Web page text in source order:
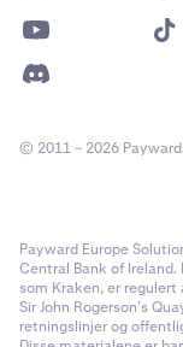
© 2011 – 2026
Payward Europe
Central Bank of
som Kraken, er
Sir John Rogerson’s
retningslinjer og